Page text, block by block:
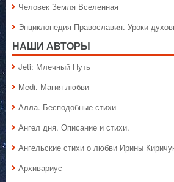
Человек Земля Вселенная
Энциклопедия Православия. Уроки
НАШИ АВТОРЫ
Jeti: Млечный Путь
Medi. Магия любви
Алла. Бесподобные стихи
Ангел дня. Описание и стихи.
Ангельские стихи о любви Ирины
Архивариус